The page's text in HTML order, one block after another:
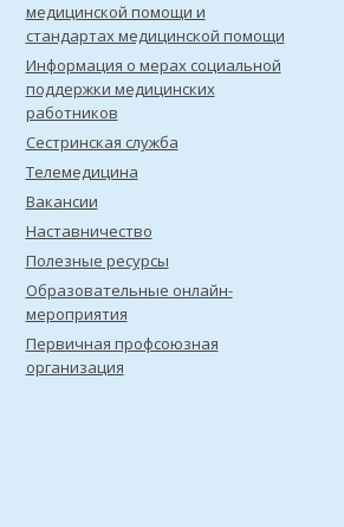
медицинской помощи и
стандартах медицинской помощи
Информация о мерах социальной
поддержки медицинских
работников
Сестринская служба
Телемедицина
Вакансии
Наставничество
Полезные ресурсы
Образовательные онлайн-
мероприятия
Первичная профсоюзная
организация